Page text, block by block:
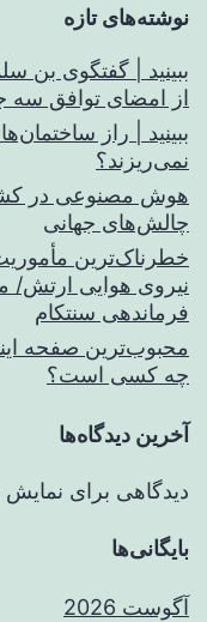
نوشته‌های تازه
ببینید | گفتگوی بن
از امضای توافق سه
ببینید | راز
نمی‌ریزند؟
هوش مصنوعی در
چالش‌های جهانی
فرماندهی سنتکام
محبوب‌ترین صفحه
چه کسی است؟
آخرین دیدگاه‌ها
دیدگاهی برای نمایش
بایگانی‌ها
آگوست 2026